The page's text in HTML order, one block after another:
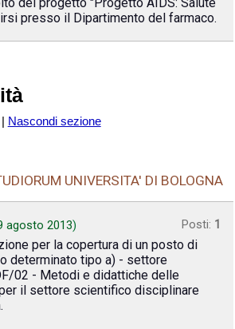
presso il Dipartimento del farmaco.
Nascondi sezione
UNIVERSITA' DI BOLOGNA
agosto 2013) Posti: 1
per la copertura di un posto di
determinato tipo a) - settore
02 - Metodi e didattiche delle
il settore scientifico disciplinare